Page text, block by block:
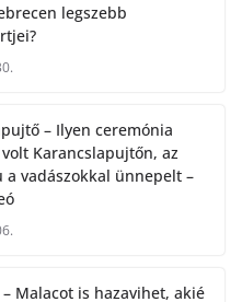
legszebb
– Ilyen ceremónia
Karancslapujtőn, az
a vadászokkal ünnepelt –
Malacot is hazavihet, akié